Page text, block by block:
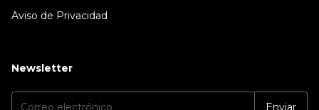
Aviso de Privacidad
Newsletter